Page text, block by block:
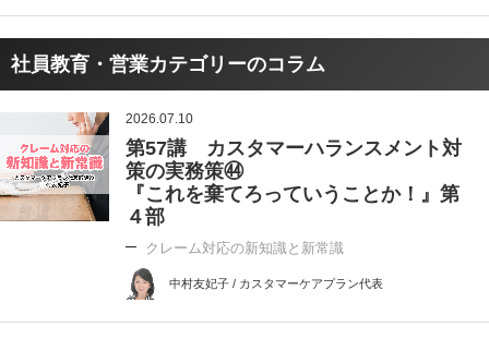
社員教育・営業カテゴリーのコラム
2026.07.10
第57講 カスタマーハランスメント対
策の実務策㊹
『これを棄てろっていうことか！』第
４部
クレーム対応の新知識と新常識
中村友妃子 / カスタマーケアプラン代表